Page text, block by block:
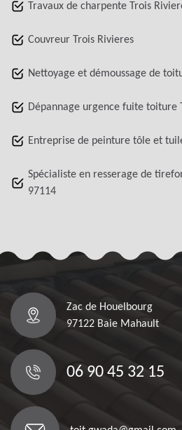
Travaux de charpente Trois
Couvreur Trois Rivieres
Nettoyage et démoussage de
Dépannage urgence fuite toiture
Entreprise de peinture tôle et
Spécialiste en resserage de
97114
Zac de Houelbourg
97122 Baie Mahault
06 90 45 32 15